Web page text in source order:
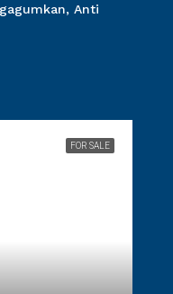
Anti
FOR SALE